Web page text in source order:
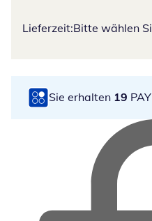
Lieferzeit:Bitte wählen
Sie erhalten 19